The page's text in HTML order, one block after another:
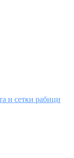
и сетки рабици